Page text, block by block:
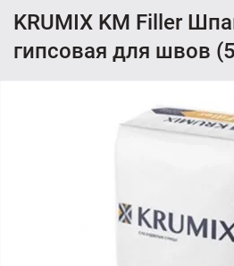
KRUMIX KM Filler
гипсовая для швов